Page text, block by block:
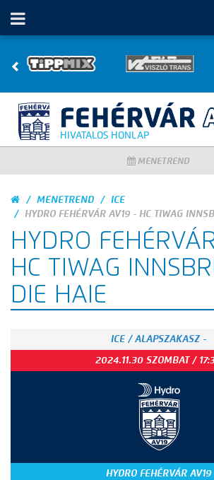
HIVATALOS HONLAP
MENETREND
MENETREND
ICE
HYDRO FEHÉRVÁR AV19 - HC TIWAG
HYDRO
HC TIWAG
DIE HAIE
ICE / ALAPSZAKASZ -
2024.11.30 SZOMBAT /
HYDRO FEHÉRVÁR AV19